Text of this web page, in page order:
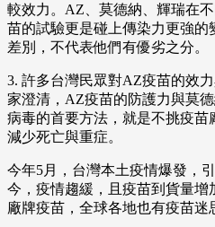
較效力。AZ、莫德納、輝瑞在
苗的試驗更是碰上傳染力更強
差別，不代表他們有優劣之分。
3. 許多台灣民眾對AZ疫苗的效
家澄清，AZ疫苗的防護力與莫
病毒的首要方法，就是不挑疫
減少死亡與重症。
今年5月，台灣本土疫情爆發，
今，疫情趨緩，且疫苗到貨量增
廠牌疫苗，全球各地也有疫苗迷